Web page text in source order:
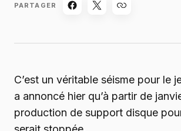
PARTAGER
C’est un véritable séisme pour le
a annoncé hier qu’à partir de
production de support disque